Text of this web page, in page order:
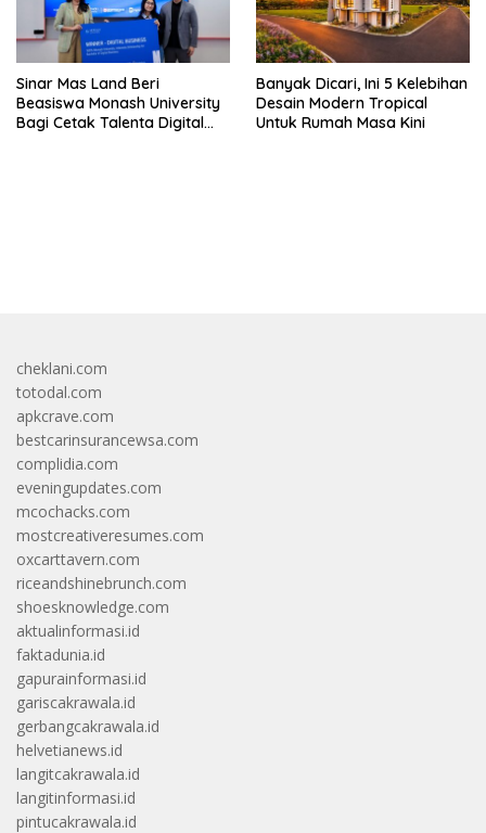
Sinar Mas Land Beri
Beasiswa Monash University
Bagi Cetak Talenta Digital
Banyak Dicari, Ini 5 Kelebihan
Desain Modern Tropical
Untuk Rumah Masa Kini
cheklani.com
totodal.com
apkcrave.com
bestcarinsurancewsa.com
complidia.com
eveningupdates.com
mcochacks.com
mostcreativeresumes.com
oxcarttavern.com
riceandshinebrunch.com
shoesknowledge.com
aktualinformasi.id
faktadunia.id
gapurainformasi.id
gariscakrawala.id
gerbangcakrawala.id
helvetianews.id
langitcakrawala.id
langitinformasi.id
pintucakrawala.id